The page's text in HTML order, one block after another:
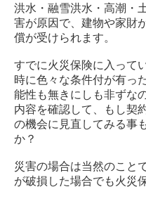
洪水・融雪洪水・高潮・
害が原因で、建物や家財
償が受けられます。
すでに火災保険に入って
時に色々な条件付が有っ
能性も無きにしも非ずな
内容を確認して、もし契
の機会に見直してみる事
か？
災害の場合は当然のこと
が破損した場合でも火災